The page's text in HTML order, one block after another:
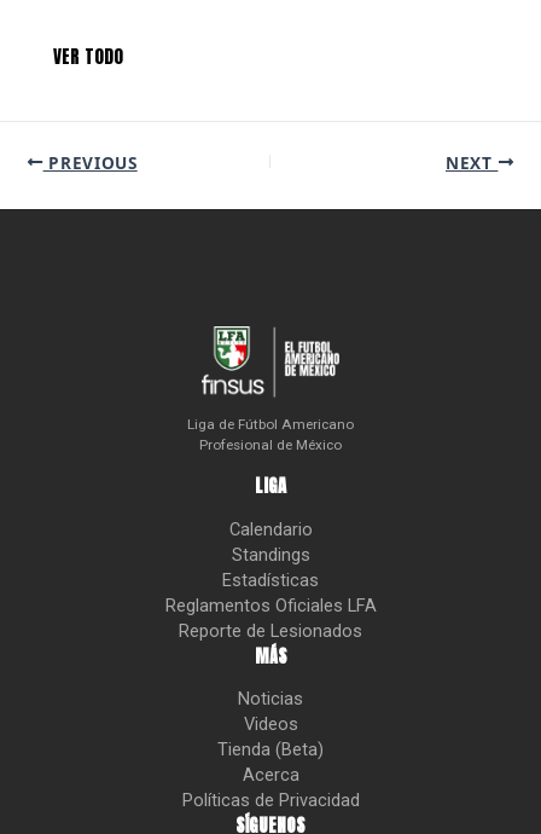
VER TODO
PREVIOUS NEXT
Liga de Fútbol Americano
Profesional de México
LIGA
Calendario
Standings
Estadísticas
Reglamentos Oficiales LFA
Reporte de Lesionados
MÁS
Noticias
Videos
Tienda (Beta)
Acerca
Políticas de Privacidad
SÍGUENOS